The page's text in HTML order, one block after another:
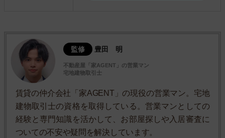
監修 豊田 明
不動産屋「家AGENT」の営業マン
宅地建物取引士
賃貸の仲介会社「家AGENT」の現役の営業マン。宅地
建物取引士の資格を取得している。営業マンとしての
経験と専門知識を活かして、お部屋探しや入居審査に
ついての不安や疑問を解決しています。